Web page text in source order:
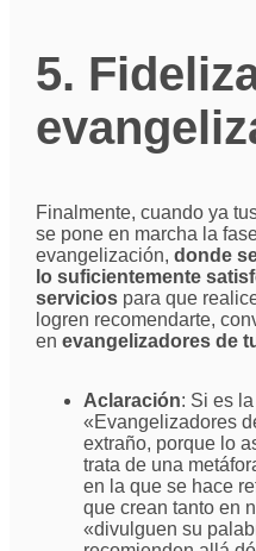
5.
Finalmente, cuando ya
se pone en marcha la
evangelización, donde
lo suficientemente
serviciospara que
logren recomendarte,
en evangelizadores de
Aclaración: Si es
«Evangelizadores
extraño, porque lo
trata de una
en la que se hace
que crean tanto en
«divulguen su